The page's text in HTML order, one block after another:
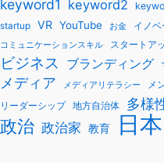
keyword1 keyword2
startup
VR YouTube お金 イノベ
コミュニケーションスキル スタートア
ビジネス ブランディング
メディア メディアリテラシー メ
リーダーシップ 地方自治体 多様
政治 政治家 教育 日本